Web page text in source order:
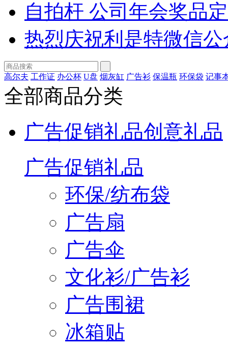
自拍杆 公司年会奖品
热烈庆祝利是特微信
高尔夫 工作证 办公杯 U盘 烟灰缸 广告衫 保温瓶 环保袋 记事
全部商品分类
广告促销礼品创意礼品
广告促销礼品
环保/纺布袋
广告扇
广告伞
文化衫/广告衫
广告围裙
冰箱贴